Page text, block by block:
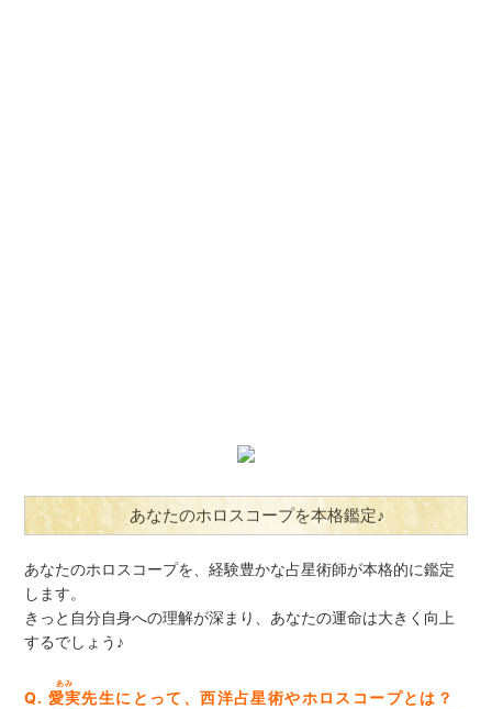
あなたのホロスコープを本格鑑定♪
あなたのホロスコープを、経験豊かな占星術師が本格的に鑑定
します。
きっと自分自身への理解が深まり、あなたの運命は大きく向上
するでしょう♪
Q. 愛実
あみ
先生にとって、西洋占星術やホロスコープとは？